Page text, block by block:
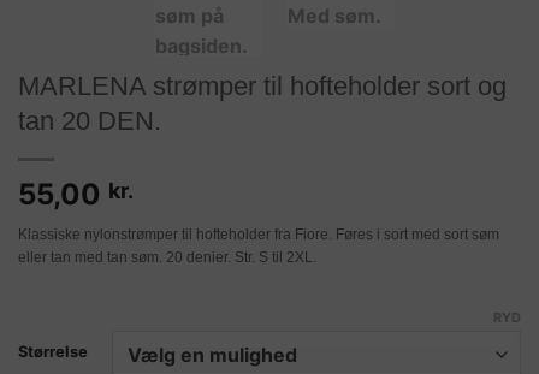
MARLENA strømper til hofteholder sort og
tan 20 DEN.
55,00 kr.
Klassiske nylonstrømper til hofteholder fra Fiore. Føres i sort med sort søm
eller tan med tan søm. 20 denier. Str. S til 2XL.
Størrelse
RYD